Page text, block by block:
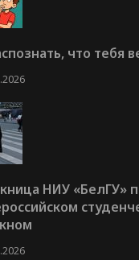
что тебя
НИУ «БелГУ»